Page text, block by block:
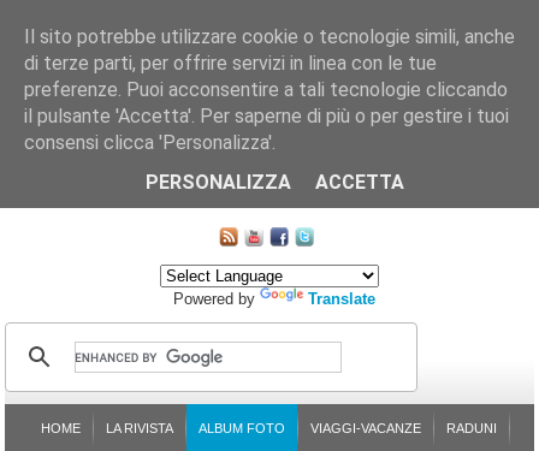
CHI SIAMO LE SEZIONI ASSICURGRANDA
ISCRIZIONE L'AVVOCATO RISPONDE SONDAGGI
Powered by Translate
HOME LA RIVISTA ALBUM FOTO VIAGGI-VACANZE RADUNI
Il sito potrebbe utilizzare cookie o tecnologie simili, anche
di terze parti, per offrire servizi in linea con le tue
preferenze. Puoi acconsentire a tali tecnologie cliccando
il pulsante 'Accetta'. Per saperne di più o per gestire i tuoi
consensi clicca 'Personalizza'.
PERSONALIZZA
ACCETTA